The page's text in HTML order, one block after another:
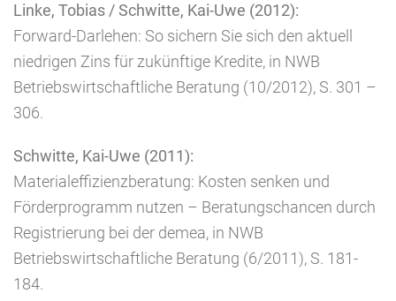
Linke, Tobias / Schwitte, Kai-Uwe (2012):
Forward-Darlehen: So sichern Sie sich den aktuell
niedrigen Zins für zukünftige Kredite, in NWB
Betriebswirtschaftliche Beratung (10/2012), S. 301 –
306.
Schwitte, Kai-Uwe (2011):
Materialeffizienzberatung: Kosten senken und
Förderprogramm nutzen – Beratungschancen durch
Registrierung bei der demea, in NWB
Betriebswirtschaftliche Beratung (6/2011), S. 181-
184.